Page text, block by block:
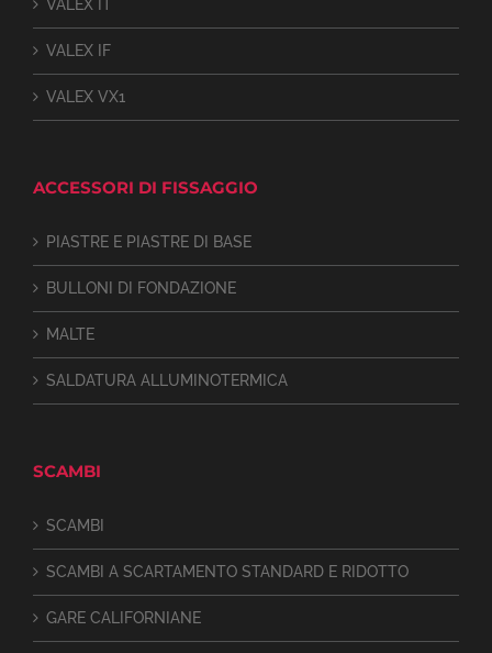
VALEX IT
VALEX IF
VALEX VX1
ACCESSORI DI FISSAGGIO
PIASTRE E PIASTRE DI BASE
BULLONI DI FONDAZIONE
MALTE
SALDATURA ALLUMINOTERMICA
SCAMBI
SCAMBI
SCAMBI A SCARTAMENTO STANDARD E RIDOTTO
GARE CALIFORNIANE